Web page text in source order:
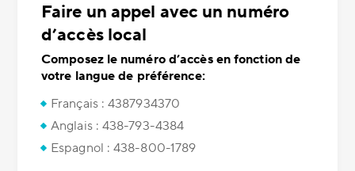
Faire un appel avec un numéro
d’accès local
Composez le numéro d’accès en fonction de
votre langue de préférence:
Français : 4387934370
Anglais : 438-793-4384
Espagnol : 438-800-1789